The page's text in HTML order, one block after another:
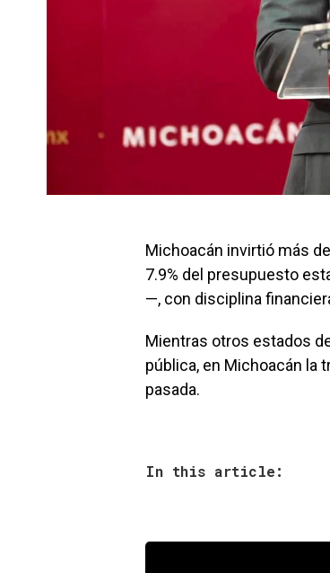
Michoacán invirtió más
7.9% del presupuesto
—, con disciplina
Mientras otros estados
pública, en Michoacán la
pasada.
In this article: